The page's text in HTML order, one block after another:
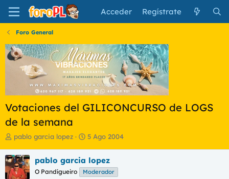
Acceder Regístrate
Foro General
Votaciones del GILICONCURSO de LOGS
de la semana
I
i
c
i
pablo garcia lopez
F
h
a
5 Ago 2004
pablo garcia lopez
O Pandigueiro Moderador